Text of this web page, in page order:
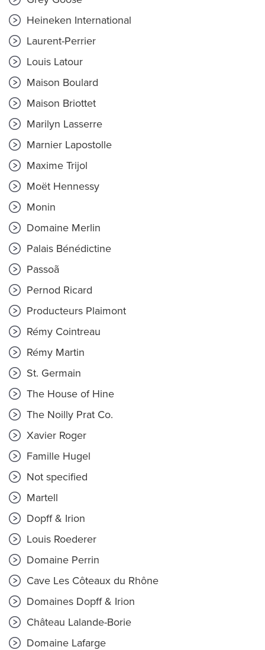
Heineken International
Laurent-Perrier
Louis Latour
Maison Boulard
Maison Briottet
Marilyn Lasserre
Marnier Lapostolle
Maxime Trijol
Moët Hennessy
Monin
Domaine Merlin
Palais Bénédictine
Passoã
Pernod Ricard
Producteurs Plaimont
Rémy Cointreau
Rémy Martin
St. Germain
The House of Hine
The Noilly Prat Co.
Xavier Roger
Famille Hugel
Not specified
Martell
Dopff & Irion
Louis Roederer
Domaine Perrin
Cave Les Côteaux du Rhône
Domaines Dopff & Irion
Château Lalande-Borie
Domaine Lafarge